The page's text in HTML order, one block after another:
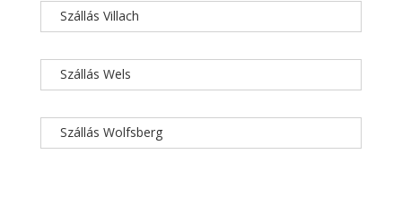
Szállás Villach
Szállás Wels
Szállás Wolfsberg